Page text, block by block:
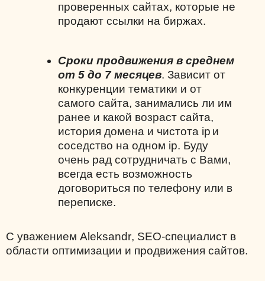
проверенных сайтах, которые не
продают ссылки на биржах.
Сроки продвижения в среднем
от 5 до 7 месяцев. Зависит от
конкуренции тематики и от
самого сайта, занимались ли им
ранее и какой возраст сайта,
история домена и чистота ip и
соседство на одном ip. Буду
очень рад сотрудничать с Вами,
всегда есть возможность
договориться по телефону или в
переписке.
С уважением Aleksandr, SEO-специалист в
области оптимизации и продвижения сайтов.